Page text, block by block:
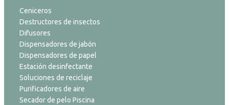
Ceniceros
Destructores de insectos
Difusores
Dispensadores de jabón
Dispensadores de papel
Estación desinfectante
Soluciones de reciclaje
Purificadores de aire
Secador de pelo Piscina